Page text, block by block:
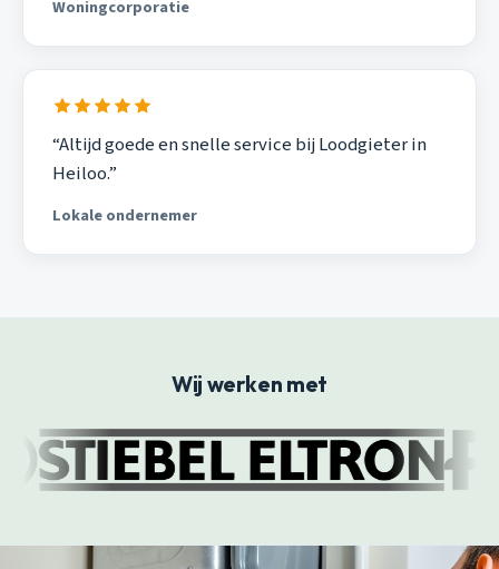
Woningcorporatie
“Altijd goede en snelle service bij Loodgieter in
Heiloo.”
Lokale ondernemer
Wij werken met